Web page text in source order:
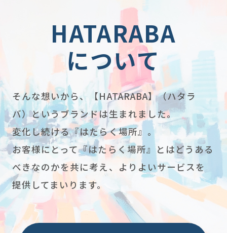
HATARABA
について
そんな想いから、【HATARABA】（ハタラ
バ）というブランドは生まれました。
変化し続ける『はたらく場所』。
お客様にとって『はたらく場所』とはどうある
べきなのかを共に考え、よりよいサービスを
提供してまいります。